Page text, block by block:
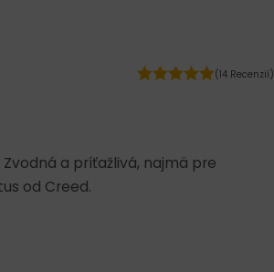
(14 Recenzií)
a príťažlivá, najmä pre
od Creed.